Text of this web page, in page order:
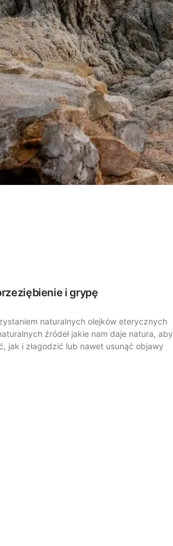
i grypę
naturalnych olejków eterycznych
źródeł jakie nam daje natura, aby
jak i złagodzić lub nawet usunąć objawy